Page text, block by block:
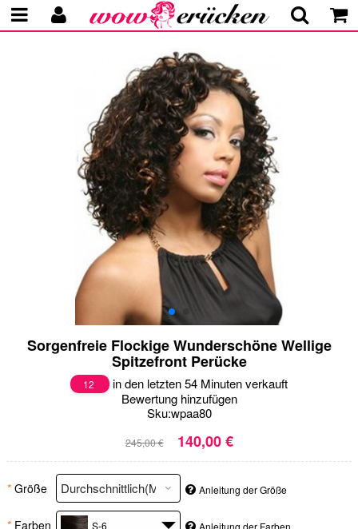
Sorgenfreie Flockige Wunderschöne Wellige
Spitzefront Perücke
12
in den letzten 54 Minuten verkauft
Bewertung hinzufügen
Sku:wpaa80
245,00 € 140,00 €
* Größe Anleitung der Größe
* Farben S-6 Anleitung der Farben